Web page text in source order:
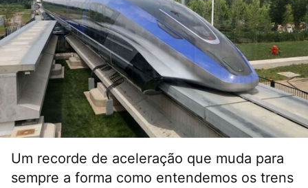
Um recorde de aceleração que muda para
sempre a forma como entendemos os trens